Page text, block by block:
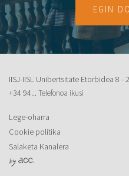
EGIN
IISJ-IISL Unibertsitate Etorbidea 8 -
+34 94... Telefonoa ikusi
Lege-oharra
Cookie politika
Salaketa Kanalera